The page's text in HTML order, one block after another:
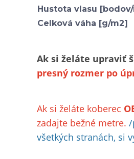
Hustota vlasu
Celková váha [g/m2]
Ak si želáte upraviť
presný rozmer po
Ak si želáte koberec
zadajte bežné metre. /
všetkých stranách, si